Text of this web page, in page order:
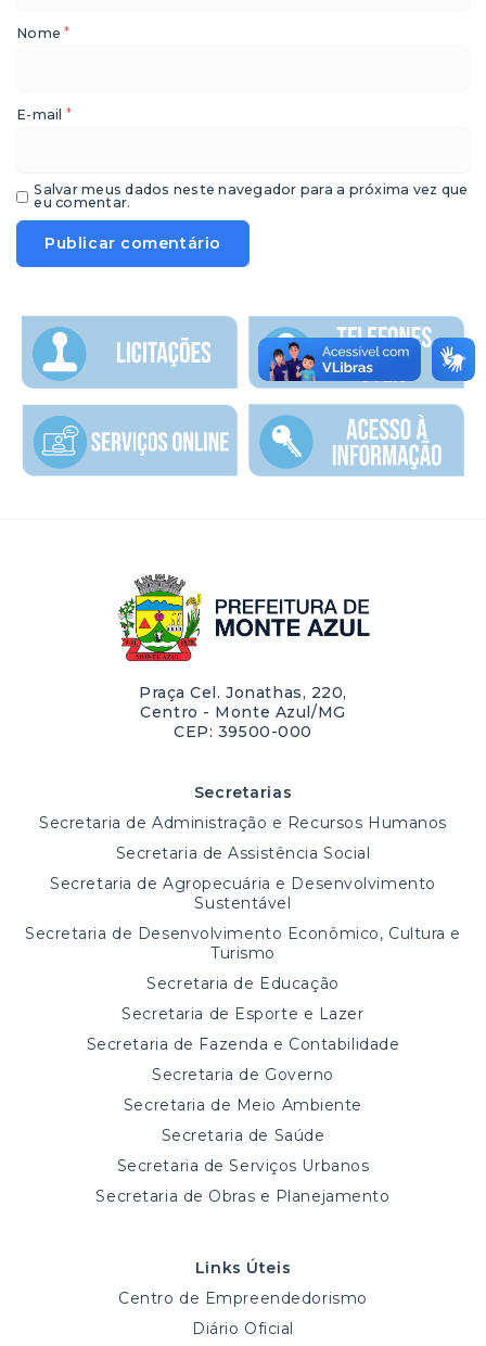
Nome*
E-mail *
Salvar meus dados neste navegador para a próxima vez que
eu comentar.
Praça Cel. Jonathas, 220,
Centro - Monte Azul/MG
CEP: 39500-000
Secretarias
Secretaria de Administração e Recursos Humanos
Secretaria de Assistência Social
Secretaria de Agropecuária e Desenvolvimento
Sustentável
Secretaria de Desenvolvimento Econômico, Cultura e
Turismo
Secretaria de Educação
Secretaria de Esporte e Lazer
Secretaria de Fazenda e Contabilidade
Secretaria de Governo
Secretaria de Meio Ambiente
Secretaria de Saúde
Secretaria de Serviços Urbanos
Secretaria de Obras e Planejamento
Links Úteis
Centro de Empreendedorismo
Diário Oficial